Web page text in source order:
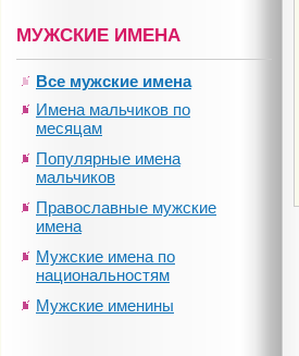
МУЖСКИЕ ИМЕНА
Все мужские имена
Имена мальчиков по
месяцам
Популярные имена
мальчиков
Православные мужские
имена
Мужские имена по
национальностям
Мужские именины